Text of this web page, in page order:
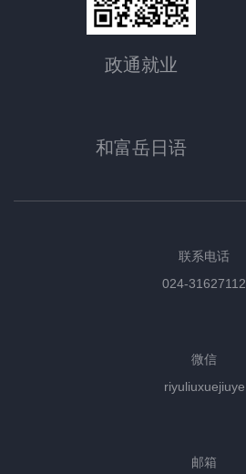
政通就业
和富岳日语
联系电话
024-31627112
微信
riyuliuxuejiuye
邮箱